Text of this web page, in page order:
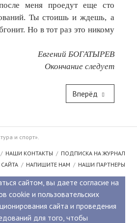
меня проедут еще сто
Ты стоишь и ждешь, а
Но в тот раз это никому
Евгений БОГАТЫРЕВ
Окончание следует
Вперёд
и спорт».
НАШИ КОНТАКТЫ
ПОДПИСКА НА ЖУРНАЛ
САЙТА
НАПИШИТЕ НАМ НАШИ ПАРТНЕРЫ
сайтом, вы даете согласие на
cookie и пользовательских
сайта и проведения
для того, чтобы